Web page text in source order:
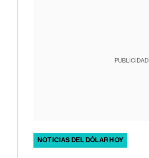
PUBLICIDAD
NOTICIAS DEL DÓLAR HOY